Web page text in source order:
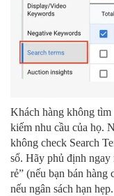
Khách hàng không
kiếm nhu cầu của họ.
không check Search
sổ. Hãy phủ định
rẻ” (nếu bạn bán hàng
nếu ngân sách hạn hẹp.